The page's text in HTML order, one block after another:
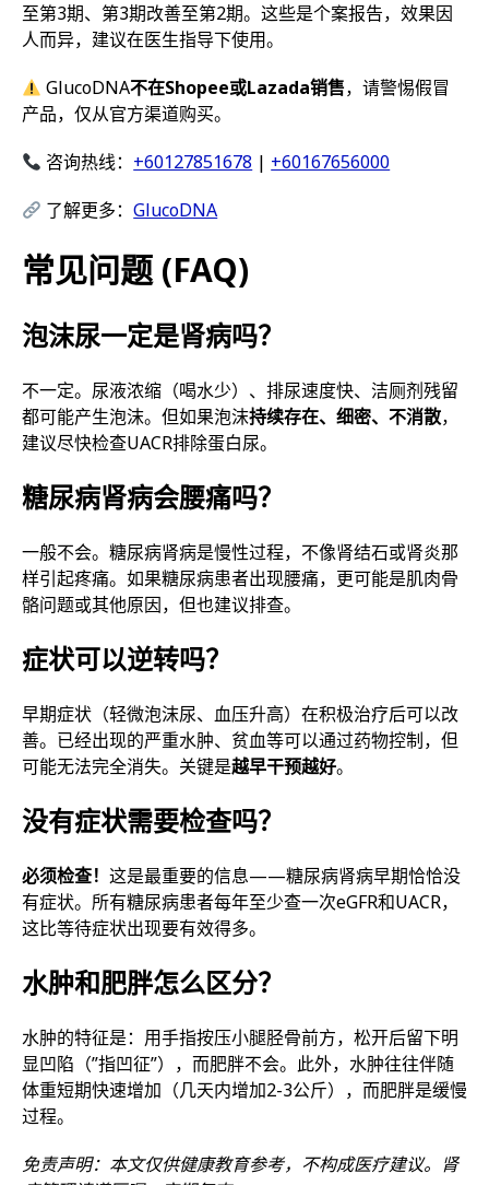
至第3期、第3期改善至第2期。这些是个案报告，效果因
人而异，建议在医生指导下使用。
GlucoDNA不在Shopee或Lazada销售，请警惕假冒
产品，仅从官方渠道购买。
咨询热线： +60127851678 | +60167656000
了解更多：GlucoDNA
常见问题 (FAQ)
泡沫尿一定是肾病吗？
不一定。尿液浓缩（喝水少）、排尿速度快、洁厕剂残留
都可能产生泡沫。但如果泡沫持续存在、细密、不消散，
建议尽快检查UACR排除蛋白尿。
糖尿病肾病会腰痛吗？
一般不会。糖尿病肾病是慢性过程，不像肾结石或肾炎那
样引起疼痛。如果糖尿病患者出现腰痛，更可能是肌肉骨
骼问题或其他原因，但也建议排查。
症状可以逆转吗？
早期症状（轻微泡沫尿、血压升高）在积极治疗后可以改
善。已经出现的严重水肿、贫血等可以通过药物控制，但
可能无法完全消失。关键是越早干预越好。
没有症状需要检查吗？
必须检查！ 这是最重要的信息——糖尿病肾病早期恰恰没
有症状。所有糖尿病患者每年至少查一次eGFR和UACR，
这比等待症状出现要有效得多。
水肿和肥胖怎么区分？
水肿的特征是：用手指按压小腿胫骨前方，松开后留下明
显凹陷（”指凹征”），而肥胖不会。此外，水肿往往伴随
体重短期快速增加（几天内增加2-3公斤），而肥胖是缓慢
过程。
免责声明：本文仅供健康教育参考，不构成医疗建议。肾